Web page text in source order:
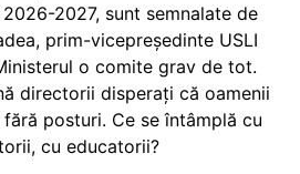
2027, sunt semnalate de
prim-vicepreședinte USLI
o comite grav de tot.
directorii disperați că oamenii
fără posturi. Ce se întâmplă cu
cu educatorii?